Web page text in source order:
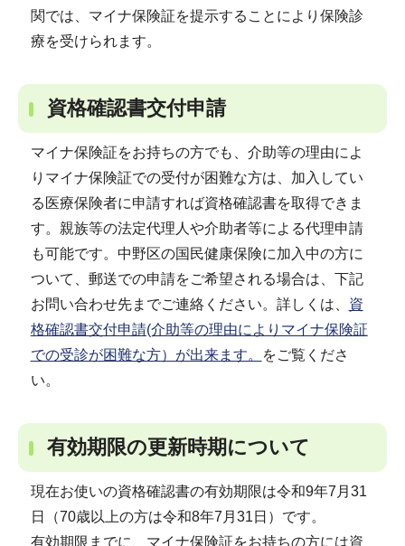
関では、マイナ保険証を提示することにより保険診
療を受けられます。
資格確認書交付申請
マイナ保険証をお持ちの方でも、介助等の理由によ
りマイナ保険証での受付が困難な方は、加入してい
る医療保険者に申請すれば資格確認書を取得できま
す。親族等の法定代理人や介助者等による代理申請
も可能です。中野区の国民健康保険に加入中の方に
ついて、郵送での申請をご希望される場合は、下記
お問い合わせ先までご連絡ください。詳しくは、 資
格確認書交付申請(介助等の理由によりマイナ保険証
での受診が困難な方）が出来ます。
をご覧くださ
い。
有効期限の更新時期について
現在お使いの資格確認書の有効期限は令和9年7月31
日（70歳以上の方は令和8年7月31日）です。
有効期限までに、マイナ保険証をお持ちの方には資